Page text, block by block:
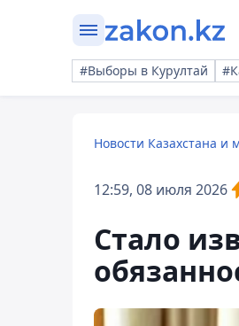
#Выборы в Курултай
Новости Казахстана и
12:59, 08 июля 2026
Стало